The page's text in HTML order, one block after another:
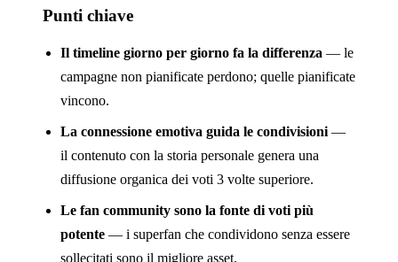
Punti chiave
Il timeline giorno per giorno fa la differenza — le
campagne non pianificate perdono; quelle pianificate
vincono.
La connessione emotiva guida le condivisioni —
il contenuto con la storia personale genera una
diffusione organica dei voti 3 volte superiore.
Le fan community sono la fonte di voti più
potente — i superfan che condividono senza essere
sollecitati sono il migliore asset.